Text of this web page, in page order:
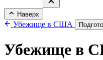
Наверх
Убежище в США
Убежище в